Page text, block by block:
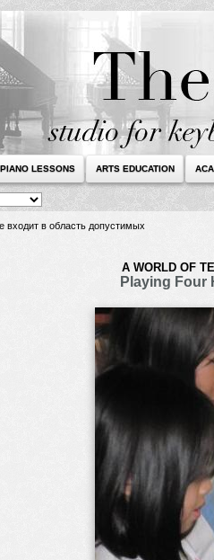
PIANO LESSONS ARTS EDUCATION
входит в область допустимых
A WORLD OF
Playing Four